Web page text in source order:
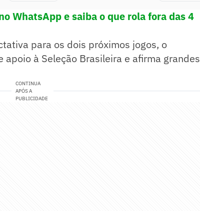
WhatsApp e saiba o que rola fora das 4
para os dois próximos jogos, o
à Seleção Brasileira e afirma grandes
CONTINUA
APÓS A
PUBLICIDADE